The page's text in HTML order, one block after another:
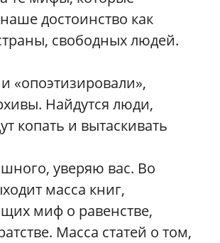
достоинство как
свободных людей.
«опоэтизировали»,
Найдутся люди,
копать и вытаскивать
уверяю вас. Во
масса книг,
миф о равенстве,
Масса статей о том,